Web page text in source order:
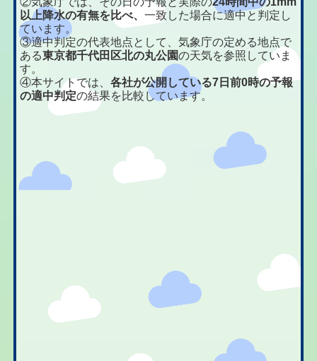
以上降水の有無を比べ、一致した場合に適中と判定し
ています。
③適中判定の代表地点として、気象庁の定める地点で
ある東京都千代田区北の丸公園の天気を参照していま
す。
④本サイトでは、各社が公開している7日前0時の予報
の適中判定の結果を比較しています。